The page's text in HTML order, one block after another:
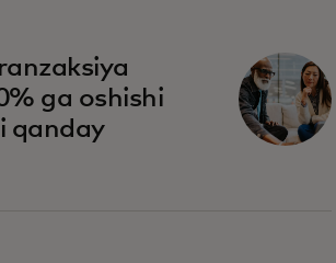
ga oshishi
qanday